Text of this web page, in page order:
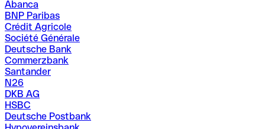
Abanca
BNP Paribas
Crédit Agricole
Société Générale
Deutsche Bank
Commerzbank
Santander
N26
DKB AG
HSBC
Deutsche Postbank